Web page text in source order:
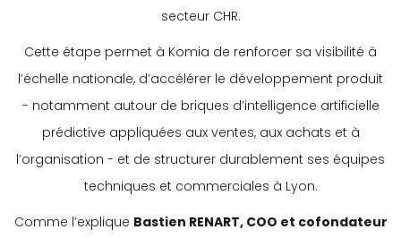
secteur CHR.
Cette étape permet à Komia de renforcer sa visibilité à
l’échelle nationale, d’accélérer le développement produit
- notamment autour de briques d’intelligence artificielle
prédictive appliquées aux ventes, aux achats et à
l’organisation - et de structurer durablement ses équipes
techniques et commerciales à Lyon.
Comme l’explique Bastien RENART, COO et cofondateur